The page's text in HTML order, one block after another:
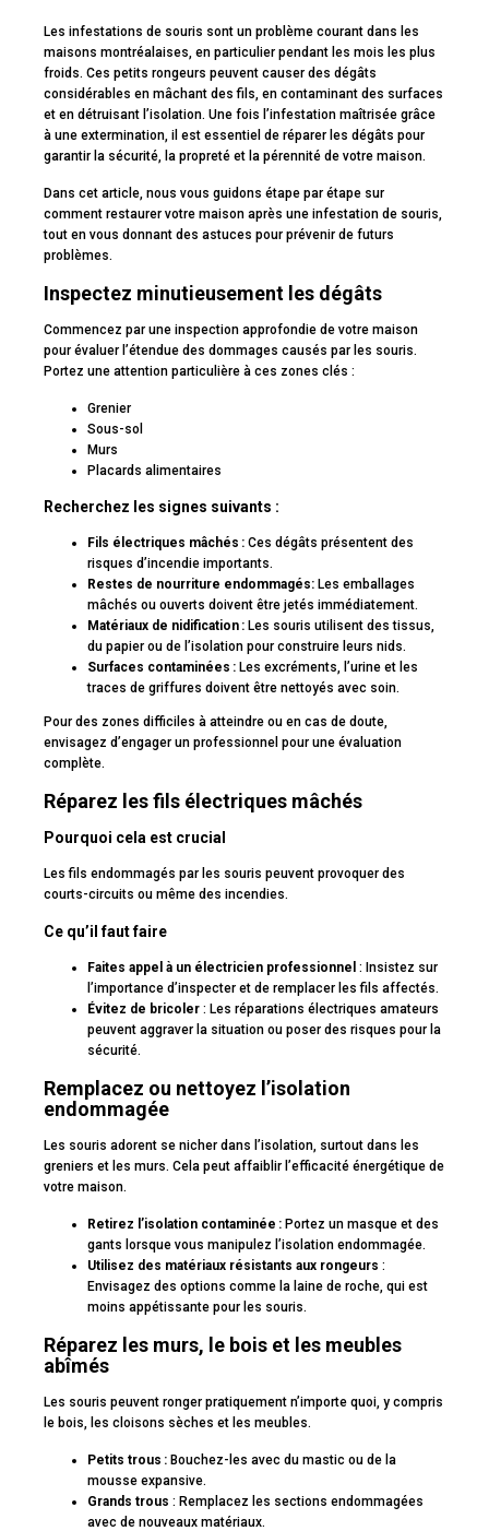
Les infestations de souris sont un problème courant dans les
maisons montréalaises, en particulier pendant les mois les plus
froids. Ces petits rongeurs peuvent causer des dégâts
considérables en mâchant des fils, en contaminant des surfaces
et en détruisant l’isolation. Une fois l’infestation maîtrisée grâce
à une extermination, il est essentiel de réparer les dégâts pour
garantir la sécurité, la propreté et la pérennité de votre maison.
Dans cet article, nous vous guidons étape par étape sur
comment restaurer votre maison après une infestation de souris,
tout en vous donnant des astuces pour prévenir de futurs
problèmes.
Inspectez minutieusement les dégâts
Commencez par une inspection approfondie de votre maison
pour évaluer l’étendue des dommages causés par les souris.
Portez une attention particulière à ces zones clés :
Grenier
Sous-sol
Murs
Placards alimentaires
Recherchez les signes suivants :
Fils électriques mâchés : Ces dégâts présentent des
risques d’incendie importants.
Restes de nourriture endommagés: Les emballages
mâchés ou ouverts doivent être jetés immédiatement.
Matériaux de nidification : Les souris utilisent des tissus,
du papier ou de l’isolation pour construire leurs nids.
Surfaces contaminées : Les excréments, l’urine et les
traces de griffures doivent être nettoyés avec soin.
Pour des zones difficiles à atteindre ou en cas de doute,
envisagez d’engager un professionnel pour une évaluation
complète.
Réparez les fils électriques mâchés
Pourquoi cela est crucial
Les fils endommagés par les souris peuvent provoquer des
courts-circuits ou même des incendies.
Ce qu’il faut faire
Faites appel à un électricien professionnel : Insistez sur
l’importance d’inspecter et de remplacer les fils affectés.
Évitez de bricoler : Les réparations électriques amateurs
peuvent aggraver la situation ou poser des risques pour la
sécurité.
Remplacez ou nettoyez l’isolation
endommagée
Les souris adorent se nicher dans l’isolation, surtout dans les
greniers et les murs. Cela peut affaiblir l’efficacité énergétique de
votre maison.
Retirez l’isolation contaminée : Portez un masque et des
gants lorsque vous manipulez l’isolation endommagée.
Utilisez des matériaux résistants aux rongeurs :
Envisagez des options comme la laine de roche, qui est
moins appétissante pour les souris.
Réparez les murs, le bois et les meubles
abîmés
Les souris peuvent ronger pratiquement n’importe quoi, y compris
le bois, les cloisons sèches et les meubles.
Petits trous : Bouchez-les avec du mastic ou de la
mousse expansive.
Grands trous : Remplacez les sections endommagées
avec de nouveaux matériaux.